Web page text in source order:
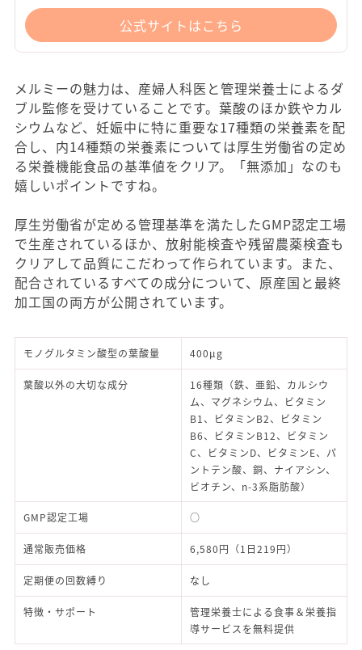
公式サイトはこちら
メルミーの魅力は、産婦人科医と管理栄養士によるダ
ブル監修を受けていることです。葉酸のほか鉄やカル
シウムなど、妊娠中に特に重要な17種類の栄養素を配
合し、内14種類の栄養素については厚生労働省の定め
る栄養機能食品の基準値をクリア。「無添加」なのも
嬉しいポイントですね。
厚生労働省が定める管理基準を満たしたGMP認定工場
で生産されているほか、放射能検査や残留農薬検査も
クリアして品質にこだわって作られています。また、
配合されているすべての成分について、原産国と最終
加工国の両方が公開されています。
モノグルタミン酸型の葉酸量 400μg
葉酸以外の大切な成分
16種類（鉄、亜鉛、カルシウ
ム、マグネシウム、ビタミン
B1、ビタミンB2、ビタミン
B6、ビタミンB12、ビタミン
C、ビタミンD、ビタミンE、パ
ントテン酸、銅、ナイアシン、
ビオチン、n-3系脂肪酸）
GMP認定工場 ○
通常販売価格 6,580円（1日219円）
定期便の回数縛り なし
特徴・サポート
管理栄養士による食事＆栄養指
導サービスを無料提供